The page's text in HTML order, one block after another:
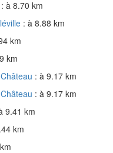
: à 8.70 km
: à 8.88 km
km
km
: à 9.17 km
: à 9.17 km
9.41 km
km